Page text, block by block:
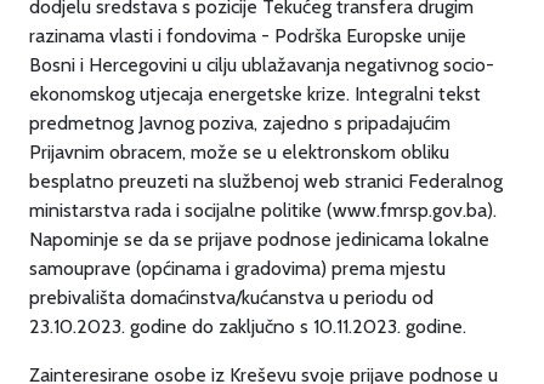
dodjelu sredstava s pozicije Tekućeg transfera drugim
razinama vlasti i fondovima - Podrška Europske unije
Bosni i Hercegovini u cilju ublažavanja negativnog socio-
ekonomskog utjecaja energetske krize. Integralni tekst
predmetnog Javnog poziva, zajedno s pripadajućim
Prijavnim obracem, može se u elektronskom obliku
besplatno preuzeti na službenoj web stranici Federalnog
ministarstva rada i socijalne politike (www.fmrsp.gov.ba).
Napominje se da se prijave podnose jedinicama lokalne
samouprave (općinama i gradovima) prema mjestu
prebivališta domaćinstva/kućanstva u periodu od
23.10.2023. godine do zaključno s 10.11.2023. godine.
Zainteresirane osobe iz Kreševu svoje prijave podnose u